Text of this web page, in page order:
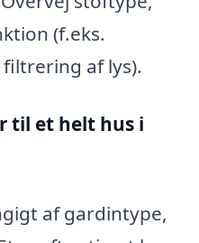
(f.eks.
af lys).
til et helt hus i
af gardintype,